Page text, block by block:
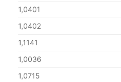
1,0401
1,0402
1,1141
1,0036
1,0715